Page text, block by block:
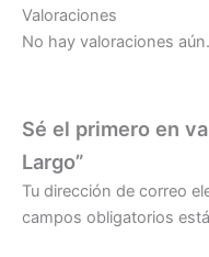
Valoraciones
No hay valoraciones aún.
Sé el primero en
Largo”
Tu dirección de correo
campos obligatorios